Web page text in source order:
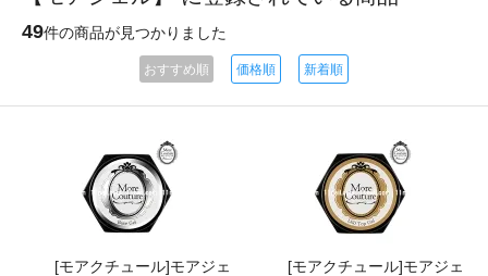
49件の商品が見つかりました
おすすめ順 価格順 新着順
[モアクチュール]モアジェ
[モアクチュール]モアジェ